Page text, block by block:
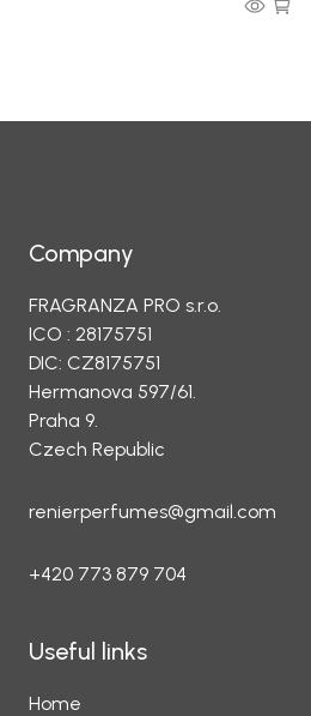
Company
FRAGRANZA PRO s.r.o.
ICO : 28175751
DIC: CZ8175751
Hermanova 597/61.
Praha 9.
Czech Republic
renierperfumes@gmail.com
+420 773 879 704
Useful links
Home